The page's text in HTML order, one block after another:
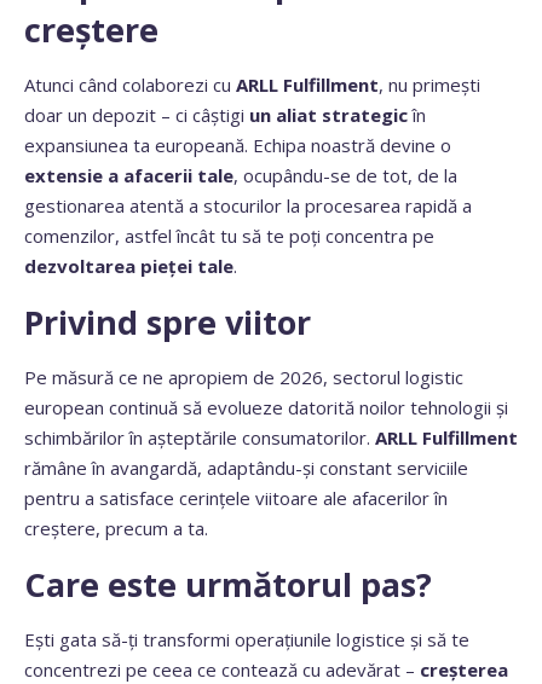
creștere
Atunci când colaborezi cu ARLL Fulfillment, nu primești
doar un depozit – ci câștigi un aliat strategicîn
expansiunea ta europeană. Echipa noastră devine o
extensie a afacerii tale, ocupându-se de tot, de la
gestionarea atentă a stocurilor la procesarea rapidă a
comenzilor, astfel încât tu să te poți concentra pe
dezvoltarea pieței tale.
Privind spre viitor
Pe măsură ce ne apropiem de 2026, sectorul logistic
european continuă să evolueze datorită noilor tehnologii și
schimbărilor în așteptările consumatorilor. ARLL Fulfillment
rămâne în avangardă, adaptându-și constant serviciile
pentru a satisface cerințele viitoare ale afacerilor în
creștere, precum a ta.
Care este următorul pas?
Ești gata să-ți transformi operațiunile logistice și să te
concentrezi pe ceea ce contează cu adevărat – creșterea